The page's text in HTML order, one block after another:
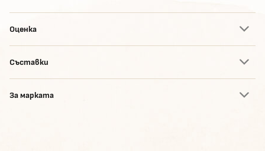
Оценка
Съставки
За марката